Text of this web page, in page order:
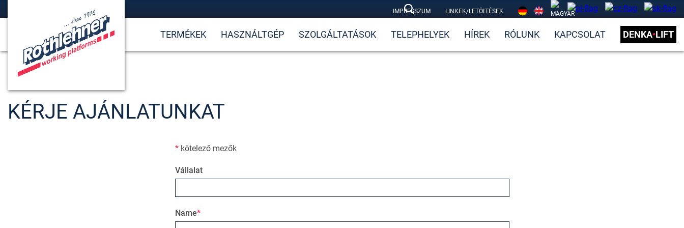
IMPRESSZUM LINKEK/LETÖLTÉSEK
TERMÉKEK HASZNÁLTGÉP SZOLGÁLTATÁSOK TELEPHELYEK HÍREK RÓLUNK KAPCSOLAT DENKA•LIFT
KÉRJE AJÁNLATUNKAT
*kötelező mezők
Vállalat
Name